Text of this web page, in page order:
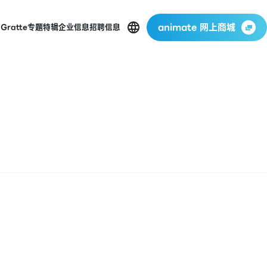
Gratte专题特辑企业信息招聘信息 animate 网上商城